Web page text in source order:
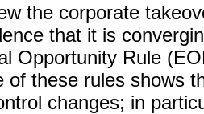
the corporate
that it is
Opportunity Rule
of these rules shows
changes; in